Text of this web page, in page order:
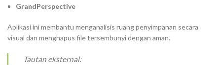
GrandPerspective
Aplikasi ini membantu menganalisis ruang penyimpanan secara
visual dan menghapus file tersembunyi dengan aman.
Tautan eksternal: